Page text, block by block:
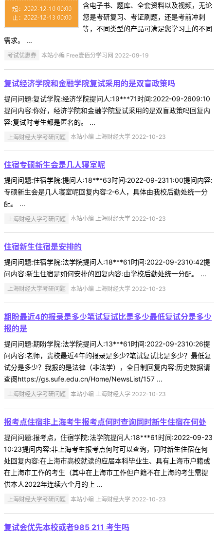
含电子书、题库、全套资料以及视频，无论
您是考研复习、考证刷题，还是考前冲刺
等，不同类型的产品可满足您学习上的不同
需求。 ...
考试优惠券 本站小编 Free壹佰分学习网 2022-09-19
复试经济学院和金融学院复试采用的是双盲政策吗
提问问题:复试学院:经济学院提问人:19***71时间:2022-09-2609:10
提问内容:你好，经济学院和金融学院复试采用的是双盲政策吗回复内
容:复试时考生都是匿名的。 ...
上海财经大学考研问题 本站小编 上海财经大学 2022-10-23
住宿专硕新生会是几人寝室呢
提问问题:住宿学院:提问人:18***63时间:2022-09-2311:00提问内容:
专硕新生会是几人寝室呢回复内容:2-6人，具体由我校后勤处统一分
配。 ...
上海财经大学考研问题 本站小编 上海财经大学 2022-10-23
住宿新生住宿是安排的
提问问题:住宿学院:法学院提问人:18***61时间:2022-09-2310:42提
问内容:新生住宿是如何安排的回复内容:由学校后勤处统一分配。 ...
上海财经大学考研问题 本站小编 上海财经大学 2022-10-23
期盼最近4的报录是多少笔试复试比是多少最低复试分是多少
报的是
提问问题:期盼学院:法学院提问人:13***61时间:2022-09-2310:26提
问内容:老师，贵校最近4年的报录是多少?笔试复试比是多少？最低复
试分是多少？我报的是法律（非法学），全日制回复内容:历史数据请
查阅https://gs.sufe.edu.cn/Home/NewsList/157 ...
上海财经大学考研问题 本站小编 上海财经大学 2022-10-23
报考点住宿非上海考生报考点何时查询同时新生住宿在何处
提问问题:报考点，住宿学院:法学院提问人:18***61时间:2022-09-23
10:23提问内容:非上海考生报考点何时可以查询，同时新生住宿在何
处回复内容:在上海市高校就读的应届本科毕业生、具有上海市户籍或
在上海市工作的考生（其中在上海市工作但户籍不在上海的考生需提
供本人2022年连续六个月的上 ...
上海财经大学考研问题 本站小编 上海财经大学 2022-10-23
复试会优先本校或者985 211 考生吗